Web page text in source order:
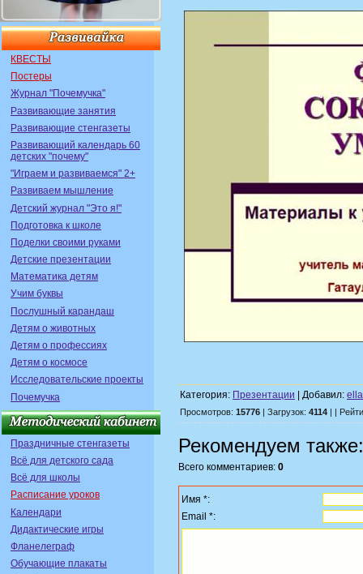
КВЕСТЫ
Постеры
Журнал "Почемучка"
Развивающие занятия
Развивающие стенгазеты
Развивающий календарь 60
детских "почему"
"Играем и развиваемся" 2+
Развиваем мышление
Детский журнал "Это я!"
Подготовка к школе
Поделки своими руками
Детские презентации
Математика детям
Учим буквы
Послушный карандаш
Детям о животных
Детям о профессиях
Детям о космосе
Исследовательские проекты
Почемучка
Праздничные стенгазеты
Всё для детского сада
Всё для школы
Расписание уроков
Календари
Дидактические игры
Фланелеграф
Обучающие плакаты
Категория: Презентации | Добавил:
Просмотров: 15776 | Загрузок: 4114 | |
Рекомендуем также:
Всего комментариев: 0
Имя *:
Email *: